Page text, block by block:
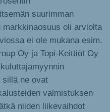
suurimman
oli arviolta
ei ole mukana esim.
Oy ja Topi-Keittiöt Oy
sillä ne ovat
valmistuksen
niiden liikevaihdot